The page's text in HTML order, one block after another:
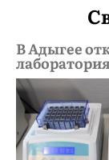
В Адыгее